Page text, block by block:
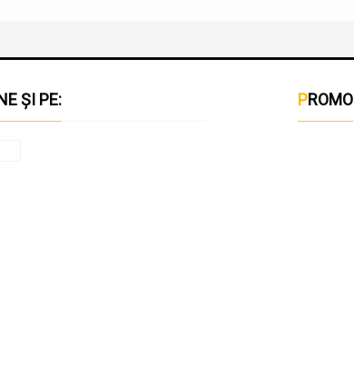
ȘI PE: PROMO